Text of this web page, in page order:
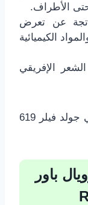
حتى الأطراف.
عن تعرض
الكيميائية
الإفريقي
سعر بروتين الشعر في السعودية ثيرابي جولد فيلر 619
باور